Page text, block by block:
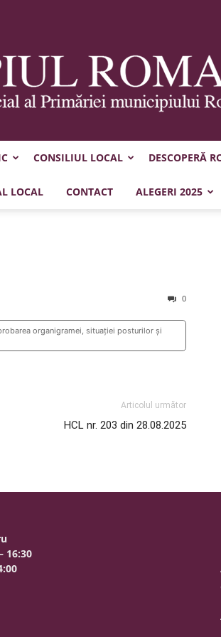
Municipiul
CONSILIUL LOCAL DESCOPERĂ
LOCAL CONTACT ALEGERI 2025
0
organigramei, situaţiei posturilor şi
Articolul următor
HCL nr. 203 din 28.08.2025
16:30